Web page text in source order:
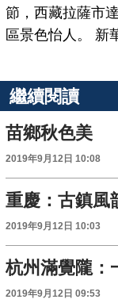
節，西藏拉薩市
區景色怡人。 新
繼續閱讀
苗鄉秋色美
2019年9月12日 10:08
重慶：古鎮風
2019年9月12日 10:03
杭州滿覺隴：
2019年9月12日 09:53